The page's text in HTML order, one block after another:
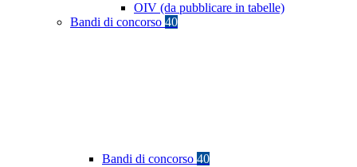
OIV (da pubblicare in tabelle)
Bandi di concorso 40
Bandi di concorso 40